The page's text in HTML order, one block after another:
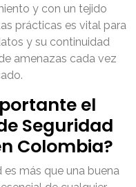
y con un tejido
prácticas es vital para
y su continuidad
amenazas cada vez
el
Seguridad
Colombia?
es más que una buena